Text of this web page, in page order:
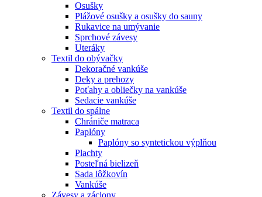
Osušky
Plážové osušky a osušky do sauny
Rukavice na umývanie
Sprchové závesy
Uteráky
Textil do obývačky
Dekoračné vankúše
Deky a prehozy
Poťahy a obliečky na vankúše
Sedacie vankúše
Textil do spálne
Chrániče matraca
Paplóny
Paplóny so syntetickou výplňou
Plachty
Posteľná bielizeň
Sada lôžkovín
Vankúše
Závesy a záclony